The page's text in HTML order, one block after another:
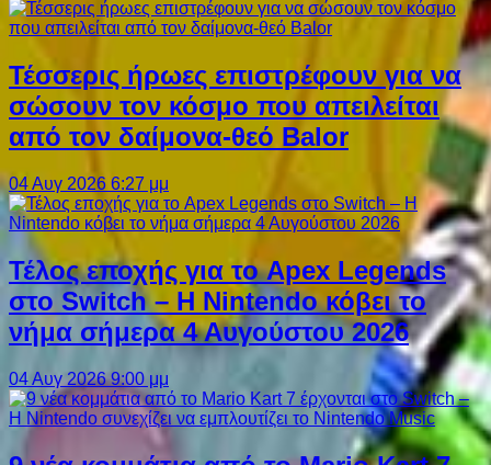
Τέσσερις ήρωες επιστρέφουν για να
σώσουν τον κόσμο που απειλείται
από τον δαίμονα-θεό Balor
04 Αυγ 2026 6:27 μμ
Τέλος εποχής για το Apex Legends
στο Switch – Η Nintendo κόβει το
νήμα σήμερα 4 Αυγούστου 2026
04 Αυγ 2026 9:00 μμ